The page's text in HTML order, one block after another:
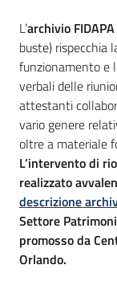
L’archivio FIDAPA
buste) rispecchia
funzionamento e
verbali delle
attestanti
vario genere
oltre a materiale
L’intervento di
realizzato
descrizione
Settore
promosso da
Orlando.